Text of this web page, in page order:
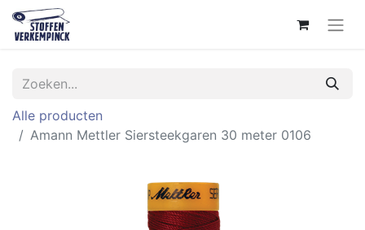
Alle producten
Amann Mettler Siersteekgaren 30 meter 0106